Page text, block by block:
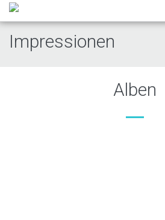
Impressionen
Alben